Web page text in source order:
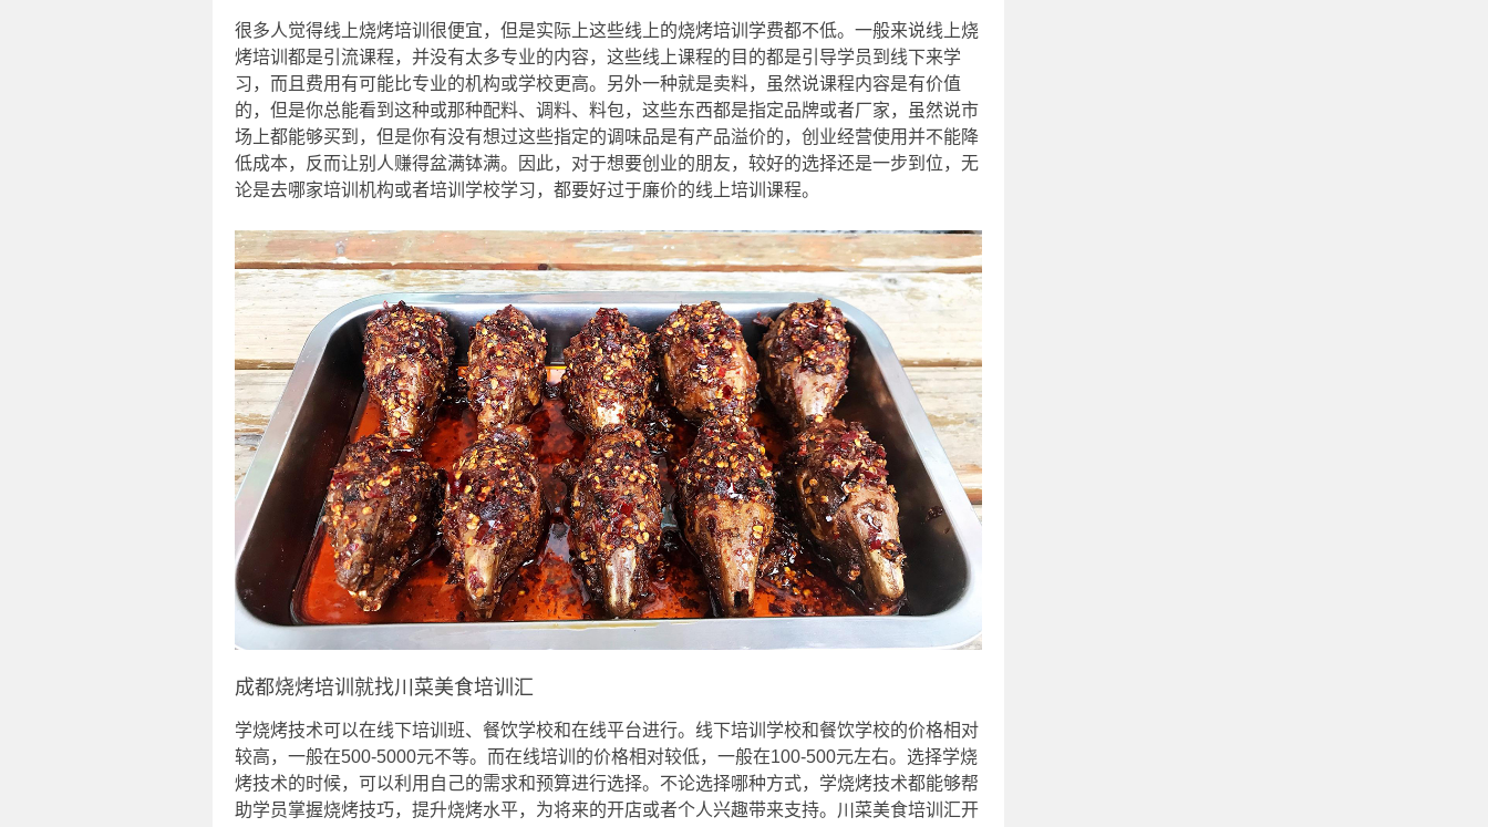
很多人觉得线上烧烤培训很便宜，但是实际上这些线上的烧烤培训学费都不低。一般来说线上烧
烤培训都是引流课程，并没有太多专业的内容，这些线上课程的目的都是引导学员到线下来学
习，而且费用有可能比专业的机构或学校更高。另外一种就是卖料，虽然说课程内容是有价值
的，但是你总能看到这种或那种配料、调料、料包，这些东西都是指定品牌或者厂家，虽然说市
场上都能够买到，但是你有没有想过这些指定的调味品是有产品溢价的，创业经营使用并不能降
低成本，反而让别人赚得盆满钵满。因此，对于想要创业的朋友，较好的选择还是一步到位，无
论是去哪家培训机构或者培训学校学习，都要好过于廉价的线上培训课程。
成都烧烤培训就找川菜美食培训汇
学烧烤技术可以在线下培训班、餐饮学校和在线平台进行。线下培训学校和餐饮学校的价格相对
较高，一般在500-5000元不等。而在线培训的价格相对较低，一般在100-500元左右。选择学烧
烤技术的时候，可以利用自己的需求和预算进行选择。不论选择哪种方式，学烧烤技术都能够帮
助学员掌握烧烤技巧，提升烧烤水平，为将来的开店或者个人兴趣带来支持。川菜美食培训汇开